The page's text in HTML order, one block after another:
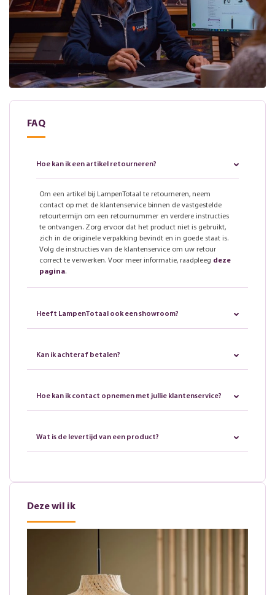
FAQ
Hoe kan ik een artikel retourneren?
Om een artikel bij LampenTotaal te retourneren, neem
contact op met de klantenservice binnen de vastgestelde
retourtermijn om een retournummer en verdere instructies
te ontvangen. Zorg ervoor dat het product niet is gebruikt,
zich in de originele verpakking bevindt en in goede staat is.
Volg de instructies van de klantenservice om uw retour
correct te verwerken. Voor meer informatie, raadpleeg deze
pagina.
Heeft LampenTotaal ook een showroom?
Kan ik achteraf betalen?
Hoe kan ik contact opnemen met jullie klantenservice?
Wat is de levertijd van een product?
Deze wil ik